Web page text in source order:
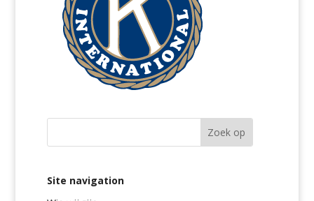
Site navigation